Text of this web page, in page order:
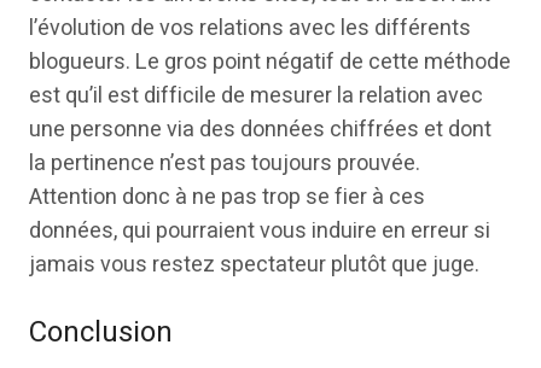
l’évolution de vos relations avec les différents
blogueurs. Le gros point négatif de cette méthode
est qu’il est difficile de mesurer la relation avec
une personne via des données chiffrées et dont
la pertinence n’est pas toujours prouvée.
Attention donc à ne pas trop se fier à ces
données, qui pourraient vous induire en erreur si
jamais vous restez spectateur plutôt que juge.
Conclusion